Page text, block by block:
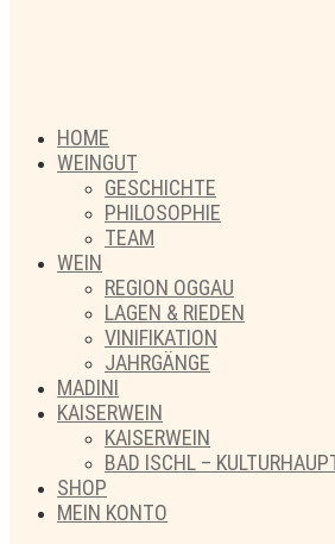
HOME
WEINGUT
GESCHICHTE
PHILOSOPHIE
TEAM
WEIN
REGION OGGAU
LAGEN & RIEDEN
VINIFIKATION
JAHRGÄNGE
MADINI
KAISERWEIN
KAISERWEIN
BAD ISCHL –
SHOP
MEIN KONTO